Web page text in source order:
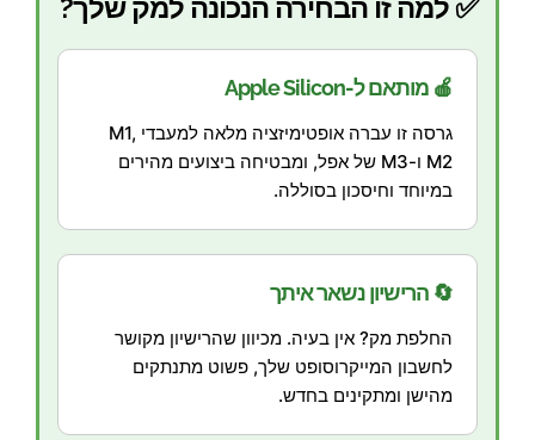
✅ למה זו הבחירה הנכונה למק שלך?
🍎 מותאם ל-Apple Silicon
גרסה זו עברה אופטימיזציה מלאה למעבדי M1,
M2 ו-M3 של אפל, ומבטיחה ביצועים מהירים
במיוחד וחיסכון בסוללה.
🔄 הרישיון נשאר איתך
החלפת מק? אין בעיה. מכיוון שהרישיון מקושר
לחשבון המייקרוסופט שלך, פשוט מתנתקים
מהישן ומתקינים בחדש.